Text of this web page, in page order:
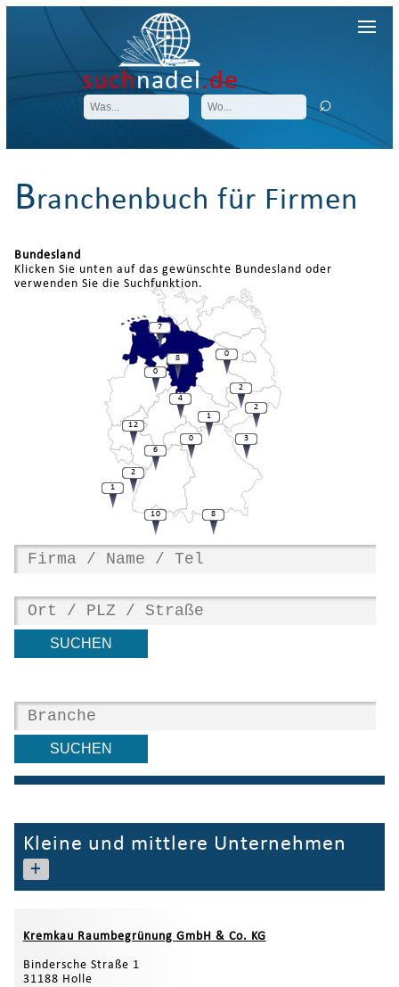
suchnadel.de
Branchenbuch für Firmen
Bundesland
Klicken Sie unten auf das gewünschte Bundesland oder
verwenden Sie die Suchfunktion.
3
2
12
2
1
0
8
7
0
4
1
6
2
10
0
8
Kleine und mittlere Unternehmen
+
Kremkau Raumbegrünung GmbH & Co. KG
Bindersche Straße 1
31188 Holle